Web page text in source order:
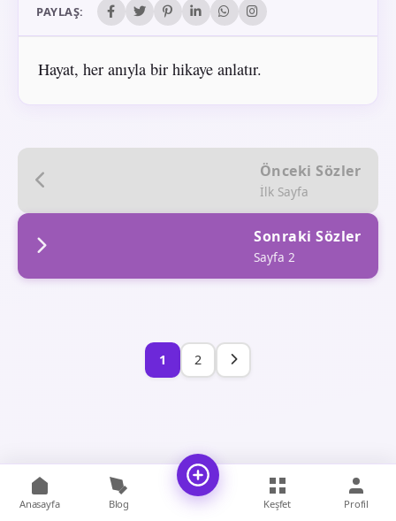
PAYLAŞ:
Hayat, her anıyla bir hikaye anlatır.
Önceki Sözler
İlk Sayfa
Sonraki Sözler
Sayfa 2
1 2
Anasayfa Blog Keşfet Profil